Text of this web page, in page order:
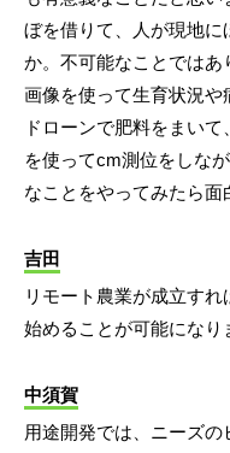
ぼを借りて、人が現地に
か。不可能なことでは
画像を使って生育状況
ドローンで肥料をまい
を使ってcm測位をしな
なことをやってみたら面
吉田
リモート農業が成立す
始めることが可能になり
中須賀
用途開発では、ニーズ